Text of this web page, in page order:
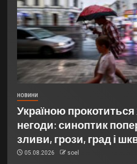
НОВИНИ
Україною
негоди: синоптик
зливи, грози, град і
05.08.2026 soel